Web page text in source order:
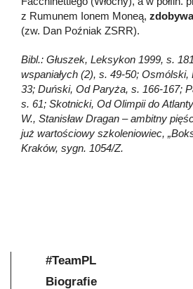
z Rumunem Ionem Moneą,
(zw. Dan Poźniak ZSRR).
Bibl.: Głuszek, Leksykon 1999, s.
wspaniałych (2), s. 49-50;
33; Duński, Od Paryża, s. 166-167;
s. 61; Skotnicki, Od Olimpii do
W., Stanisław Dragan – ambitny
już wartościowy szkoleniowiec,
Kraków, sygn. 1054/Z.
#TeamPL
Biografie